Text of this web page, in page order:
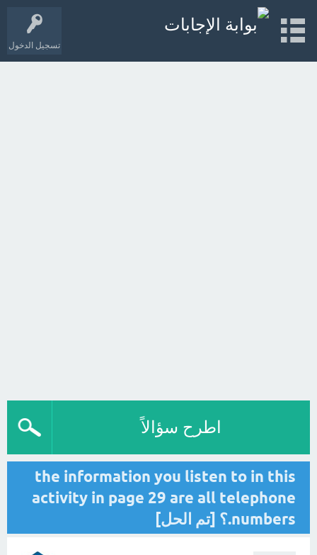
تسجيل الدخول
اطرح سؤالاً
the information you listen to in this
activity in page 29 are all telephone
numbers.؟ [تم الحل]